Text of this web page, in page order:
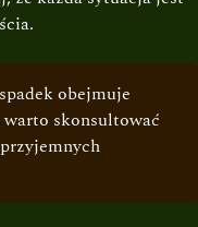
obejmuje
warto skonsultować